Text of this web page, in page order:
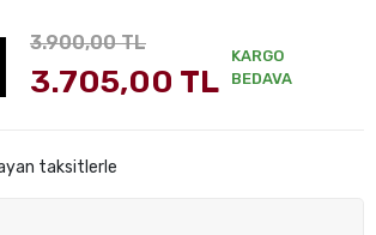
3.900,00 TL
3.705,00 TL
KARGO
BEDAVA
taksitlerle